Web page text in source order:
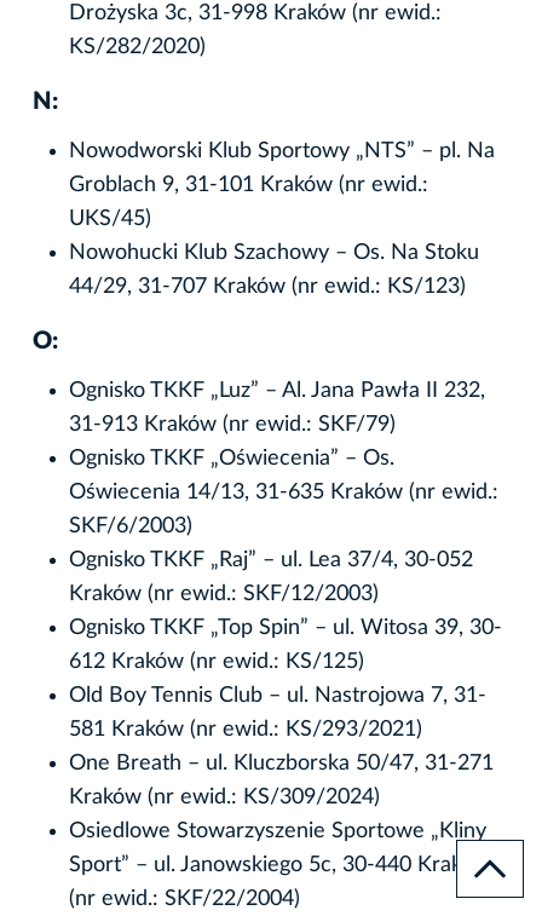
Drożyska 3c, 31-998 Kraków (nr ewid.:
KS/282/2020)
N:
Nowodworski Klub Sportowy „NTS” – pl. Na
Groblach 9, 31-101 Kraków (nr ewid.:
UKS/45)
Nowohucki Klub Szachowy – Os. Na Stoku
44/29, 31-707 Kraków (nr ewid.: KS/123)
O:
Ognisko TKKF „Luz” – Al. Jana Pawła II 232,
31-913 Kraków (nr ewid.: SKF/79)
Ognisko TKKF „Oświecenia” – Os.
Oświecenia 14/13, 31-635 Kraków (nr ewid.:
SKF/6/2003)
Ognisko TKKF „Raj” – ul. Lea 37/4, 30-052
Kraków (nr ewid.: SKF/12/2003)
Ognisko TKKF „Top Spin” – ul. Witosa 39, 30-
612 Kraków (nr ewid.: KS/125)
Old Boy Tennis Club – ul. Nastrojowa 7, 31-
581 Kraków (nr ewid.: KS/293/2021)
One Breath – ul. Kluczborska 50/47, 31-271
Kraków (nr ewid.: KS/309/2024)
Osiedlowe Stowarzyszenie Sportowe „Kliny
Sport” – ul. Janowskiego 5c, 30-440 Kraków
(nr ewid.: SKF/22/2004)